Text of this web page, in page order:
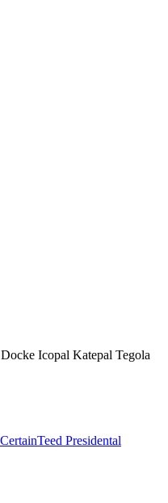
Docke Icopal Katepal Tegola
Presidental